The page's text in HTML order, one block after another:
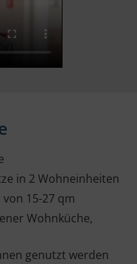
in 2 Wohneinheiten
15-27 qm
Wohnküche,
genutzt werden